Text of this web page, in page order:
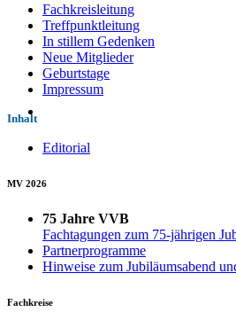
Fachkreisleitung
Treffpunktleitung
In stillem Gedenken
Neue Mitglieder
Geburtstage
Impressum
Inhalt
Editorial
MV 2026
75 Jahre VVB
Fachtagungen zum 75-jährigen
Partnerprogramme
Hinweise zum Jubiläumsabend
Fachkreise